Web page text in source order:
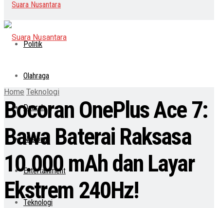
Politik
Olahraga
Daerah
Nasional
Entertainment
Teknologi
Home Teknologi
Bocoran OnePlus Ace 7:
Bawa Baterai Raksasa
10.000 mAh dan Layar
Ekstrem 240Hz!